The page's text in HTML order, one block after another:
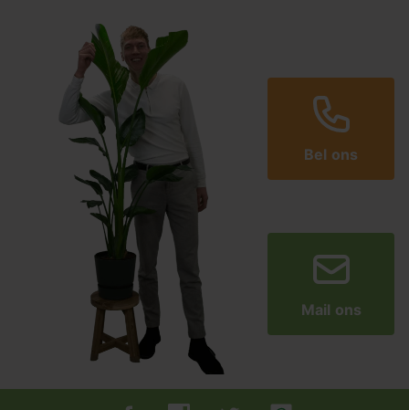
Bel ons
Mail ons